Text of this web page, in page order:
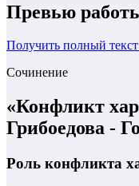
Превью
Получить полный
Сочинение
«Конфликт
Грибоедова -
Роль конфликта